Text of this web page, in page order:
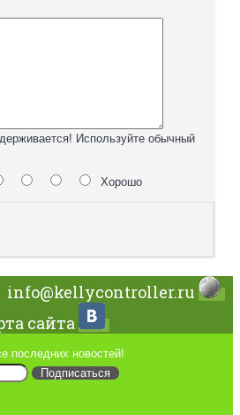
Используйте обычный
Хорошо
info@kellycontroller.ru
сайта
последних новостей!
Подписаться